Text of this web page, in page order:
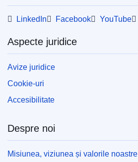
LinkedIn Facebook YouTube
Aspecte juridice
Avize juridice
Cookie-uri
Accesibilitate
Despre noi
Misiunea, viziunea și valorile noastre